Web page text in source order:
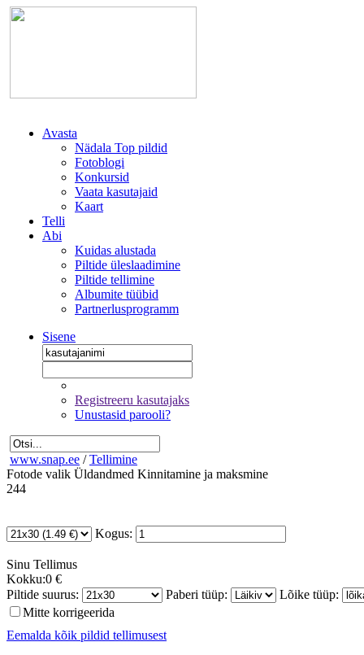
Avasta
Nädala Top pildid
Fotoblogi
Konkursid
Vaata kasutajaid
Kaart
Telli
Abi
Kuidas alustada
Piltide üleslaadimine
Piltide tellimine
Albumite tüübid
Partnerlusprogramm
Sisene
Registreeru kasutajaks
Unustasid parooli?
www.snap.ee / Tellimine
Fotode valik Üldandmed Kinnitamine ja maksmine
244
Kogus:
Sinu Tellimus
Kokku:0 €
Piltide suurus:
Paberi tüüp:
Lõike tüüp:
Mitte korrigeerida
Eemalda kõik pildid tellimusest